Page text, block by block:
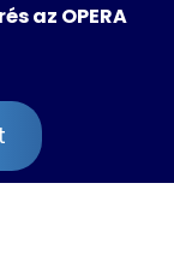
az OPERA